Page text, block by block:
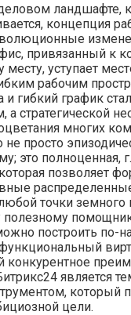
ландшафте,
концепция
привязанный к
месту, уступает
рабочим
и гибкий график
стратегической
многих
просто
это полноценная,
позволяет
точки земного
построить по-
является
который
цели.